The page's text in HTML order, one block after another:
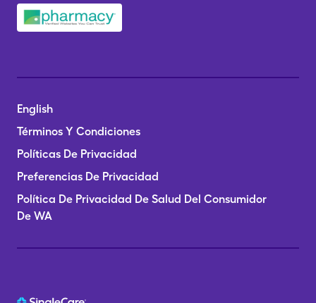
English
Términos Y Condiciones
Políticas De Privacidad
Preferencias De Privacidad
Política De Privacidad De Salud Del Consumidor
De WA